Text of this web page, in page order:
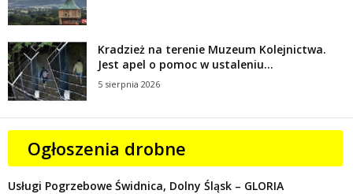
Kradzież na terenie Muzeum Kolejnictwa.
Jest apel o pomoc w ustaleniu...
5 sierpnia 2026
Ogłoszenia drobne
Usługi Pogrzebowe Świdnica, Dolny Śląsk – GLORIA